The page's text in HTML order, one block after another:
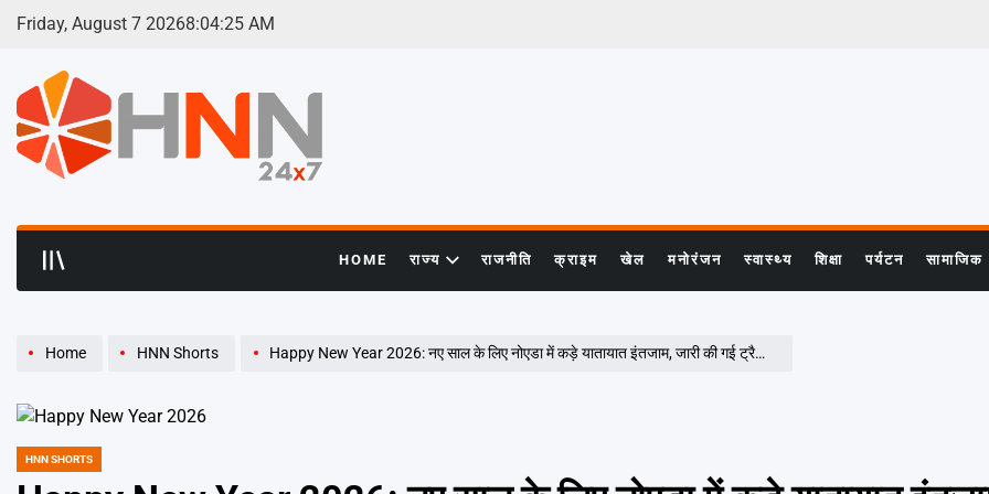
Skip
Friday, August 7 20268:04:26 AM
HOME राज्य राजनीति क्राइम खेल मनोरंजन स्वास्थ्य शिक्षा पर्यटन सामाजिक
Home HNN Shorts Happy New Year 2026: नए साल के लिए नोएडा में कड़े यातायात इंतजाम, जारी की गई ट्रैफिक एडवाइजरी
POSTED
HNN SHORTS